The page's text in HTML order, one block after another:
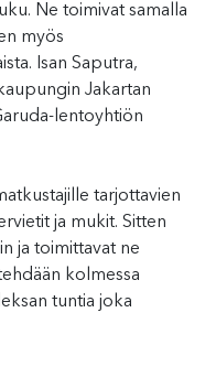
. Ne toimivat samalla
myös
. Isan Saputra,
Jakartan
-lentoyhtiön
tarjottavien
ja mukit. Sitten
ja toimittavat ne
kolmessa
tuntia joka